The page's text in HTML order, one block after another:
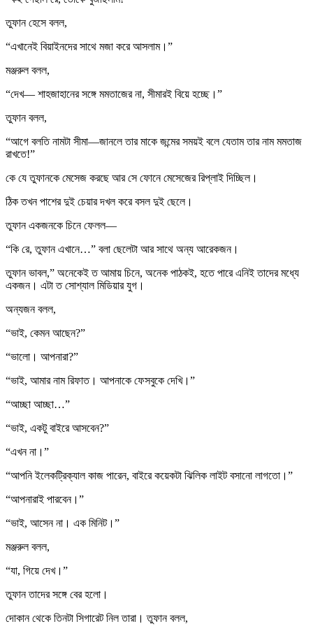
তুফান হেসে বলল,
“এখানেই বিয়াইনদের সাথে মজা করে আসলাম।”
মঞ্জরুল বলল,
“দেখ— শাহজাহানের সঙ্গে মমতাজের না, সীমারই বিয়ে হচ্ছে।”
তুফান বলল,
“আগে বলতি নামটা সীমা—জানলে তার মাকে জন্মের সময়ই বলে যেতাম তার নাম মমতাজ
রাখতে!”
কে যে তুফানকে মেসেজ করছে আর সে ফোনে মেসেজের রিপ্লাই দিচ্ছিল।
ঠিক তখন পাশের দুই চেয়ার দখল করে বসল দুই ছেলে।
তুফান একজনকে চিনে ফেলল—
“কি রে, তুফান এখানে…” বলা ছেলেটা আর সাথে অন্য আরেকজন।
তুফান ভাবল,” অনেকেই ত আমায় চিনে, অনেক পাঠকই, হতে পারে এনিই তাদের মধ্যে
একজন। এটা ত সোশ্যাল মিডিয়ার যুগ।
অন্যজন বলল,
“ভাই, কেমন আছেন?”
“ভালো। আপনারা?”
“ভাই, আমার নাম রিফাত। আপনাকে ফেসবুকে দেখি।”
“আচ্ছা আচ্ছা…”
“ভাই, একটু বাইরে আসবেন?”
“এখন না।”
“আপনি ইলেকট্রিক্যাল কাজ পারেন, বাইরে কয়েকটা ঝিলিক লাইট বসানো লাগতো।”
“আপনারাই পারবেন।”
“ভাই, আসেন না। এক মিনিট।”
মঞ্জরুল বলল,
“যা, গিয়ে দেখ।”
তুফান তাদের সঙ্গে বের হলো।
দোকান থেকে তিনটা সিগারেট নিল তারা। তুফান বলল,